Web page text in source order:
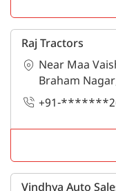
Raj Tractors
Near Maa
Braham Nagar,
प्रदेश - 231216
+91-